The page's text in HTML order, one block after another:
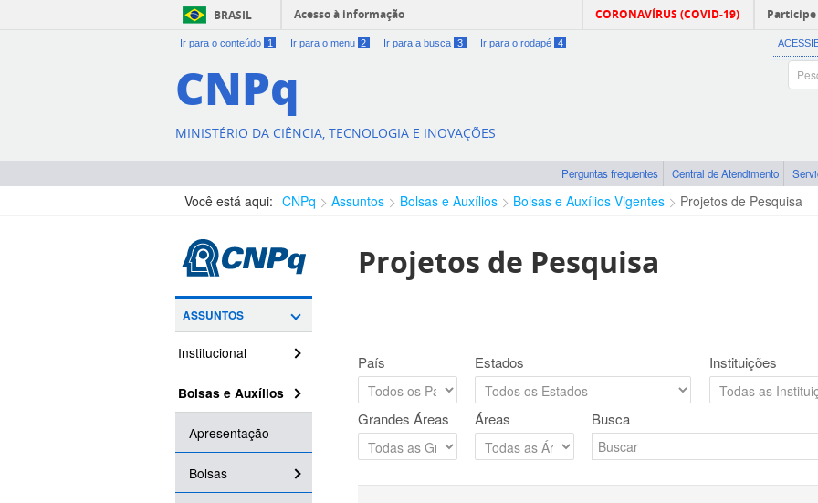
BRASIL Acesso à informação CORONAVÍRUS (COVID-19) Participe
Ir para o conteúdo 1 Ir para o menu 2 Ir para a busca 3 Ir para o rodapé 4
CNPq
MINISTÉRIO DA CIÊNCIA, TECNOLOGIA E INOVAÇÕES
Perguntas frequentes Central de Atendimento
Você está aqui: CNPq Assuntos Bolsas e Auxílios Bolsas e Auxílios Vigentes Projetos de Pesquisa
ASSUNTOS
Institucional
Bolsas e Auxílios
Apresentação
Bolsas
Projetos de Pesquisa
País Estados Instituições
Grandes Áreas Áreas Busca